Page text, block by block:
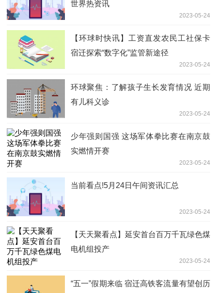
世界热资讯
2023-05-24
【环球时快讯】工资直发农民工社保卡
宿迁探索“数字化”监管新途径
2023-05-24
环球聚焦：了解孩子生长发育情况 近期
有儿科义诊
2023-05-24
少年强则国强 这场军体拳比赛在南京鼓
实燃情开赛
2023-05-24
当前看点!5月24日午间资讯汇总
2023-05-24
【天天聚看点】延安首台百万千瓦绿色煤
电机组投产
2023-05-24
“五一”假期来临 宿迁高铁客流量有望创历